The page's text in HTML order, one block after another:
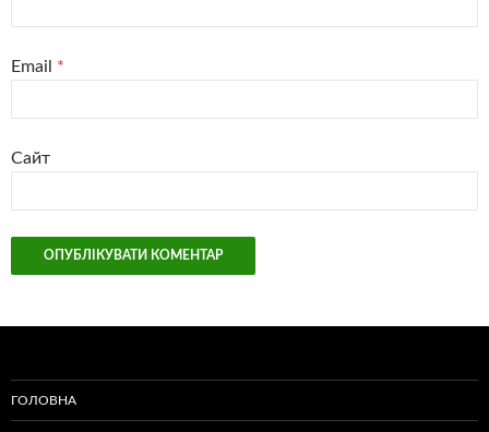
Email *
Сайт
ГОЛОВНА